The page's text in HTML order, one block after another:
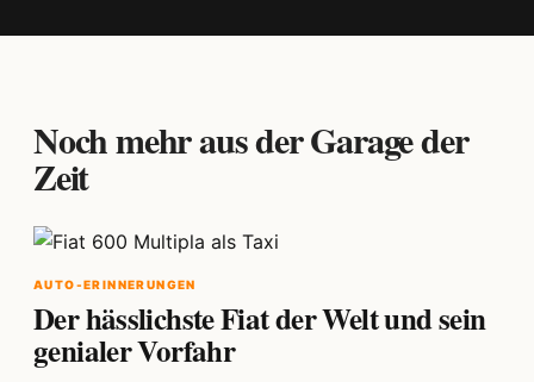
Noch mehr aus der Garage der
Zeit
AUTO-ERINNERUNGEN
Der hässlichste Fiat der Welt und sein
genialer Vorfahr